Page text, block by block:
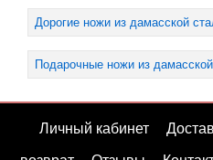
Дорогие ножи из дамасской
Подарочные ножи из
Личный кабинет